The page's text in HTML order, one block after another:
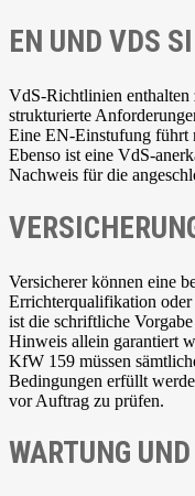
EN UND VDS
VdS-Richtlinien enthalten
strukturierte
Eine EN-Einstufung führt
Ebenso ist eine VdS-
Nachweis für die
Versicherer können eine
Errichterqualifikation
ist die schriftliche
Hinweis allein garantiert
KfW 159 müssen
Bedingungen erfüllt
vor Auftrag zu prüfen.
WARTUNG